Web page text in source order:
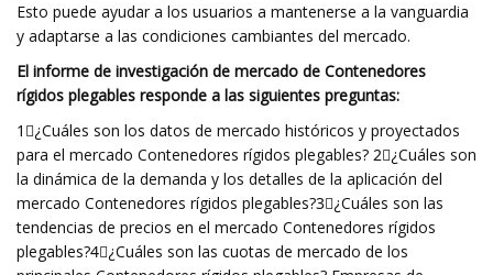
Esto puede ayudar a los usuarios a mantenerse a la vanguardia
y adaptarse a las condiciones cambiantes del mercado.
El informe de investigación de mercado de Contenedores
rígidos plegables responde a las siguientes preguntas:
1⃣¿Cuáles son los datos de mercado históricos y proyectados
para el mercado Contenedores rígidos plegables? 2⃣¿Cuáles son
la dinámica de la demanda y los detalles de la aplicación del
mercado Contenedores rígidos plegables?3⃣¿Cuáles son las
tendencias de precios en el mercado Contenedores rígidos
plegables?4⃣¿Cuáles son las cuotas de mercado de los